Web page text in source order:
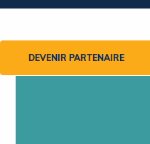
DEVENIR PARTENAIRE